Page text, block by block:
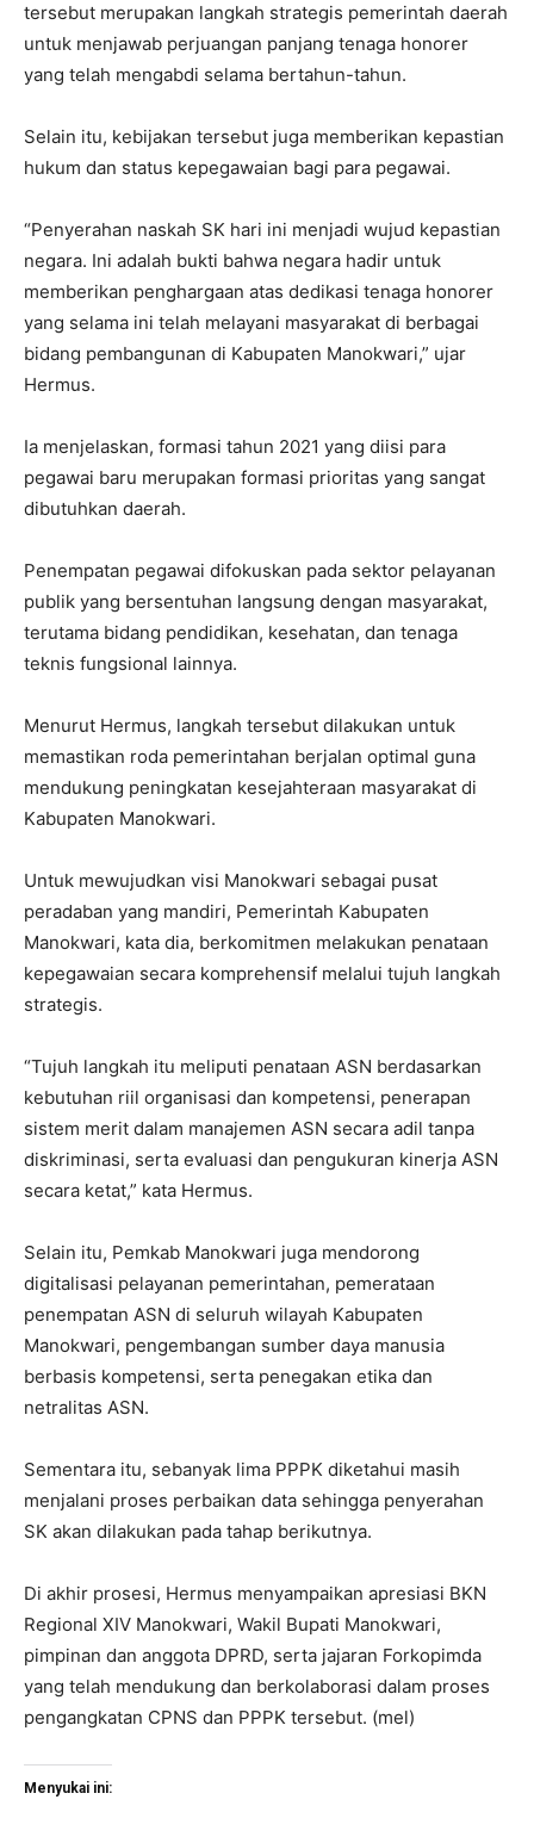
tersebut merupakan langkah strategis pemerintah daerah
untuk menjawab perjuangan panjang tenaga honorer
yang telah mengabdi selama bertahun-tahun.
Selain itu, kebijakan tersebut juga memberikan kepastian
hukum dan status kepegawaian bagi para pegawai.
“Penyerahan naskah SK hari ini menjadi wujud kepastian
negara. Ini adalah bukti bahwa negara hadir untuk
memberikan penghargaan atas dedikasi tenaga honorer
yang selama ini telah melayani masyarakat di berbagai
bidang pembangunan di Kabupaten Manokwari,” ujar
Hermus.
Ia menjelaskan, formasi tahun 2021 yang diisi para
pegawai baru merupakan formasi prioritas yang sangat
dibutuhkan daerah.
Penempatan pegawai difokuskan pada sektor pelayanan
publik yang bersentuhan langsung dengan masyarakat,
terutama bidang pendidikan, kesehatan, dan tenaga
teknis fungsional lainnya.
Menurut Hermus, langkah tersebut dilakukan untuk
memastikan roda pemerintahan berjalan optimal guna
mendukung peningkatan kesejahteraan masyarakat di
Kabupaten Manokwari.
Untuk mewujudkan visi Manokwari sebagai pusat
peradaban yang mandiri, Pemerintah Kabupaten
Manokwari, kata dia, berkomitmen melakukan penataan
kepegawaian secara komprehensif melalui tujuh langkah
strategis.
“Tujuh langkah itu meliputi penataan ASN berdasarkan
kebutuhan riil organisasi dan kompetensi, penerapan
sistem merit dalam manajemen ASN secara adil tanpa
diskriminasi, serta evaluasi dan pengukuran kinerja ASN
secara ketat,” kata Hermus.
Selain itu, Pemkab Manokwari juga mendorong
digitalisasi pelayanan pemerintahan, pemerataan
penempatan ASN di seluruh wilayah Kabupaten
Manokwari, pengembangan sumber daya manusia
berbasis kompetensi, serta penegakan etika dan
netralitas ASN.
Sementara itu, sebanyak lima PPPK diketahui masih
menjalani proses perbaikan data sehingga penyerahan
SK akan dilakukan pada tahap berikutnya.
Di akhir prosesi, Hermus menyampaikan apresiasi BKN
Regional XIV Manokwari, Wakil Bupati Manokwari,
pimpinan dan anggota DPRD, serta jajaran Forkopimda
yang telah mendukung dan berkolaborasi dalam proses
pengangkatan CPNS dan PPPK tersebut. (mel)
Menyukai ini: